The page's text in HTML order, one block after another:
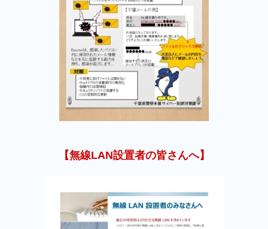
【無線LAN設置者の皆さんへ】